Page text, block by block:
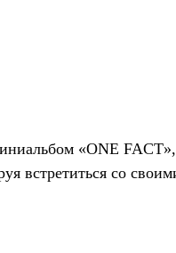
«ONE
встретиться со